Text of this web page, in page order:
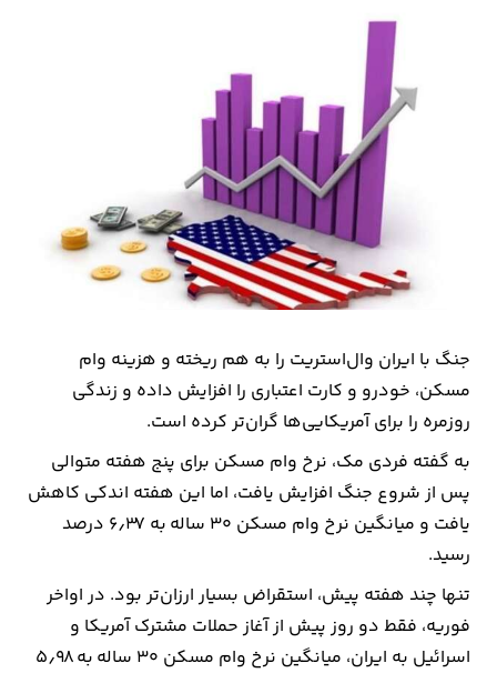
اقتصاد
راه
مسکن
اقتصاد
ایران
ارتباطات
خودرو
جنگ با ایران وال‌استریت را به هم ریخته و هزینه وام
مسکن، خودرو و کارت اعتباری را افزایش داده و زندگی
روزمره را برای آمریکایی‌ها گران‌تر کرده است.
به گفته فردی مک، نرخ وام مسکن برای پنج هفته متوالی
پس از شروع جنگ افزایش یافت، اما این هفته اندکی کاهش
یافت و میانگین نرخ وام مسکن 30 ساله به 6٫37 درصد
رسید.
تنها چند هفته پیش، استقراض بسیار ارزان‌تر بود. در اواخر
فوریه، فقط دو روز پیش از آغاز حملات مشترک آمریکا و
اسرائیل به ایران، میانگین نرخ وام مسکن 30 ساله به 5٫98